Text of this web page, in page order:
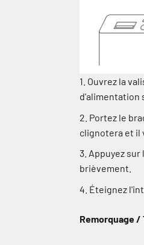
Ouvrez la
d'alimentation
Portez le
clignotera et il
Appuyez
brièvement.
Éteignez
Remorquage /